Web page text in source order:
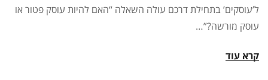
ל’עוסקים’ בתחילת דרכם עולה השאלה “האם להיות עוסק פטור או
עוסק מורשה?”…
קרא עוד